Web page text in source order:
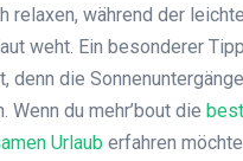
relaxen, während der
weht. Ein besonderer
denn die
Wenn du mehr’bout die
Urlaub erfahren